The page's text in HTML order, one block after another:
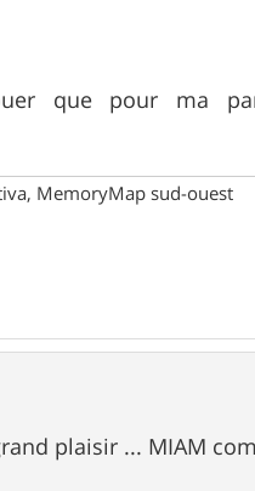
que pour ma
MemoryMap sud-ouest
plaisir ... MIAM